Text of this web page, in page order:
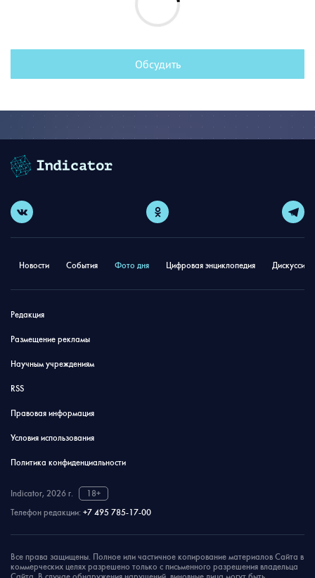
Обсудить
Новости События Фото дня Цифровая энциклопедия
Редакция
Размещение рекламы
Научным учреждениям
RSS
Правовая информация
Условия использования
Политика конфиденциальности
Indicator, 2026 г.
18+
Телефон редакции: +7 495 785-17-00
Все права защищены. Полное или частичное копирование материалов Сайта в
коммерческих целях разрешено только с письменного разрешения владельца